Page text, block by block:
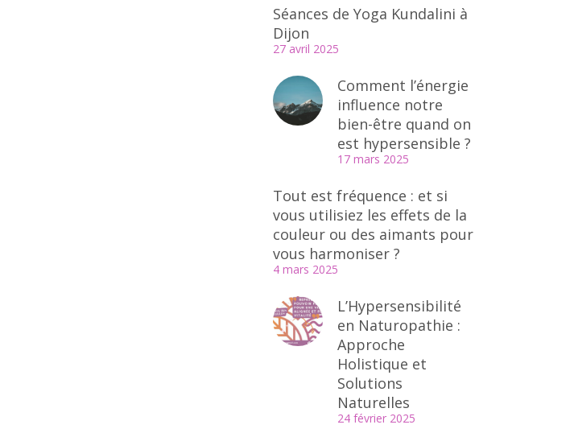
Séances de Yoga Kundalini à
Dijon
27 avril 2025
Comment l’énergie
influence notre
bien-être quand on
est hypersensible ?
17 mars 2025
Tout est fréquence : et si
vous utilisiez les effets de la
couleur ou des aimants pour
vous harmoniser ?
4 mars 2025
L’Hypersensibilité
en Naturopathie :
Approche
Holistique et
Solutions
Naturelles
24 février 2025